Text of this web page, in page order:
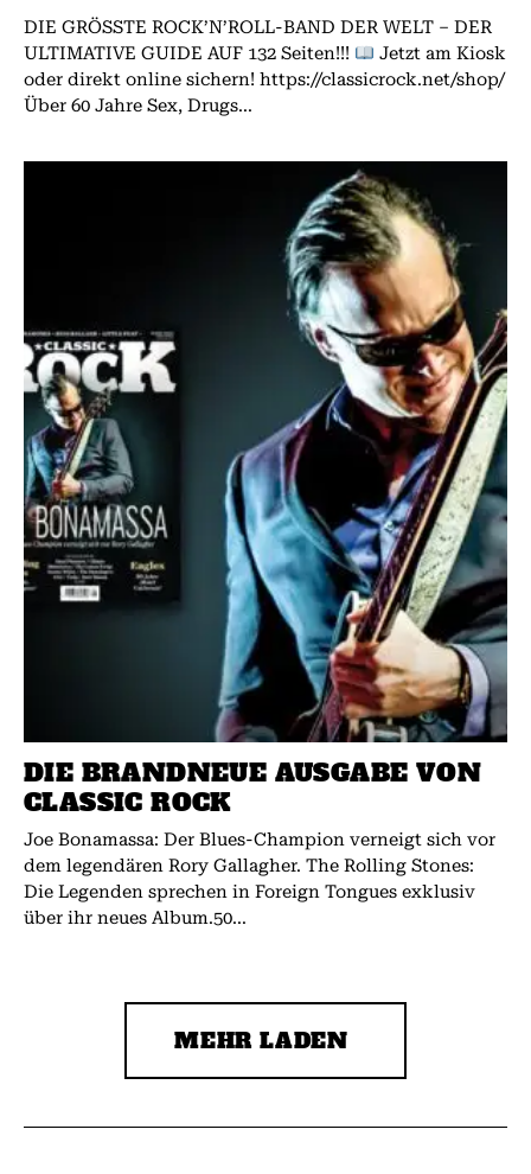
DIE GRÖSSTE ROCK’N’ROLL-BAND DER WELT – DER
ULTIMATIVE GUIDE AUF 132 Seiten!!!
Jetzt am Kiosk
oder direkt online sichern! https://classicrock.net/shop/
Über 60 Jahre Sex, Drugs...
DIE BRANDNEUE AUSGABE VON
CLASSIC ROCK
Joe Bonamassa: Der Blues-Champion verneigt sich vor
dem legendären Rory Gallagher. The Rolling Stones:
Die Legenden sprechen in Foreign Tongues exklusiv
über ihr neues Album.50...
MEHR LADEN